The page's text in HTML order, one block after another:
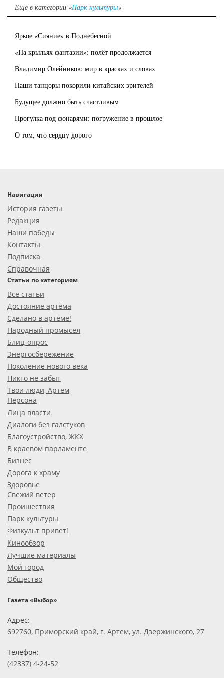
Еще в категории «Парк культуры»
Яркое «Сияние» в Поднебесной
«На крыльях фантазии»: полёт продолжается
Владимир Олейников: мир в красках и словах
Наши танцоры покорили китайских зрителей
Будущее должно быть счастливым
Прогулка под фонарями: погружение в прошлое
О том, что сердцу дорого
Навигация
История газеты
Редакция
Наши победы
Контакты
Подписка
Справочная
Статьи по категориям
Все статьи
Достояние артёма
Сделано в артёме!
Народный промысел
Блиц-опрос
Энергосбережение
Поколение нового века
Никто не забыт
Твои люди, Артем
Персона
Лица власти
Диалоги без галстуков
Благоустройство, ЖКХ
В краевом парламенте
Бизнес
Дорога к храму
Здоровье
Свежий ветер
Проишествия
Парк культуры
Физкульт привет!
Кинообзор
Лучшие материалы
Мой город
Общество
Газета «Выбор»
Адрес:
692760, Приморский край, г. Артем, ул. Дзержинского, 27
Телефон:
(42337) 4-24-52